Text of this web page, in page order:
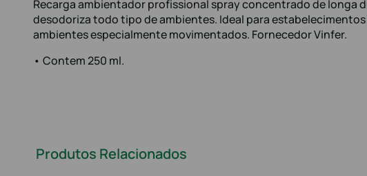
Recarga ambientador profissional spray concentrado de longa
desodoriza todo tipo de ambientes. Ideal para
ambientes especialmente movimentados. Fornecedor Vinfer.
• Contem 250 ml.
Produtos Relacionados